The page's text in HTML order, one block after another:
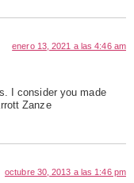
enero 13, 2021 a las 4:46 am
I consider you made
Zanze
octubre 30, 2013 a las 1:46 pm